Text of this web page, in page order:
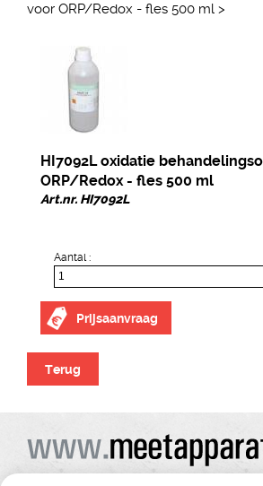
voor ORP/Redox - fles 500 ml >
HI7092L oxidatie
ORP/Redox - fles 500 ml
Art.nr. HI7092L
Aantal :
Prijsaanvraag
Terug